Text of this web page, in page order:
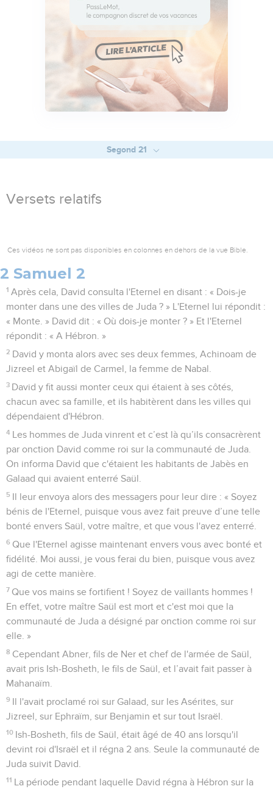
Segond 21
Versets relatifs
Ces vidéos ne sont pas disponibles en colonnes en dehors de la vue Bible.
2 Samuel 2
1 Après cela, David consulta l'Eternel en disant : « Dois-je
monter dans une des villes de Juda ? » L'Eternel lui répondit :
« Monte. » David dit : « Où dois-je monter ? » Et l'Eternel
répondit : « A Hébron. »
2 David y monta alors avec ses deux femmes, Achinoam de
Jizreel et Abigaïl de Carmel, la femme de Nabal.
3 David y fit aussi monter ceux qui étaient à ses côtés,
chacun avec sa famille, et ils habitèrent dans les villes qui
dépendaient d'Hébron.
4
Les hommes de Juda vinrent et c’est là qu’ils consacrèrent
par onction David comme roi sur la communauté de Juda.
On informa David que c'étaient les habitants de Jabès en
Galaad qui avaient enterré Saül.
5
Il leur envoya alors des messagers pour leur dire : « Soyez
bénis de l'Eternel, puisque vous avez fait preuve d’une telle
bonté envers Saül, votre maître, et que vous l'avez enterré.
6 Que l'Eternel agisse maintenant envers vous avec bonté et
fidélité. Moi aussi, je vous ferai du bien, puisque vous avez
agi de cette manière.
7 Que vos mains se fortifient ! Soyez de vaillants hommes !
En effet, votre maître Saül est mort et c'est moi que la
communauté de Juda a désigné par onction comme roi sur
elle. »
8 Cependant Abner, fils de Ner et chef de l'armée de Saül,
avait pris Ish-Bosheth, le fils de Saül, et l’avait fait passer à
Mahanaïm.
9
Il l'avait proclamé roi sur Galaad, sur les Asérites, sur
Jizreel, sur Ephraïm, sur Benjamin et sur tout Israël.
10 Ish-Bosheth, fils de Saül, était âgé de 40 ans lorsqu'il
devint roi d'Israël et il régna 2 ans. Seule la communauté de
Juda suivit David.
11 La période pendant laquelle David régna à Hébron sur la